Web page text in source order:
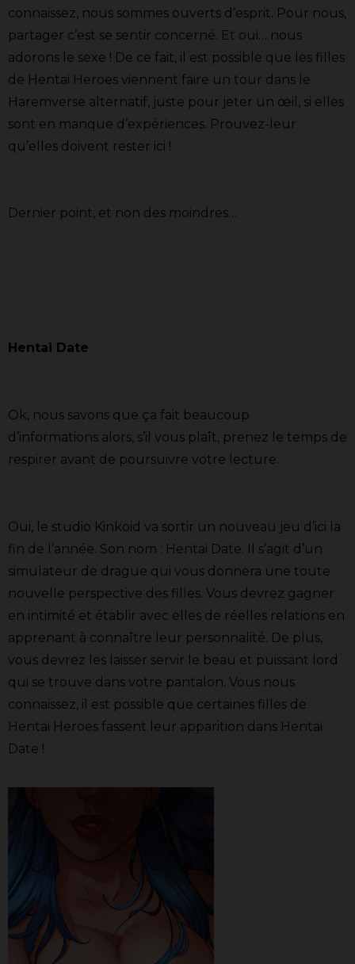
connaissez, nous sommes ouverts d’esprit. Pour nous,
partager c’est se sentir concerné. Et oui… nous
adorons le sexe ! De ce fait, il est possible que les filles
de Hentai Heroes viennent faire un tour dans le
Haremverse alternatif, juste pour jeter un œil, si elles
sont en manque d’expériences. Prouvez-leur
qu’elles doivent rester ici !
Dernier point, et non des moindres…
Hentai Date
Ok, nous savons que ça fait beaucoup
d’informations alors, s’il vous plaît, prenez le temps de
respirer avant de poursuivre votre lecture.
Oui, le studio Kinkoid va sortir un nouveau jeu d’ici la
fin de l’année. Son nom : Hentai Date. Il s’agit d’un
simulateur de drague qui vous donnera une toute
nouvelle perspective des filles. Vous devrez gagner
en intimité et établir avec elles de réelles relations en
apprenant à connaître leur personnalité. De plus,
vous devrez les laisser servir le beau et puissant lord
qui se trouve dans votre pantalon. Vous nous
connaissez, il est possible que certaines filles de
Hentai Heroes fassent leur apparition dans Hentai
Date !